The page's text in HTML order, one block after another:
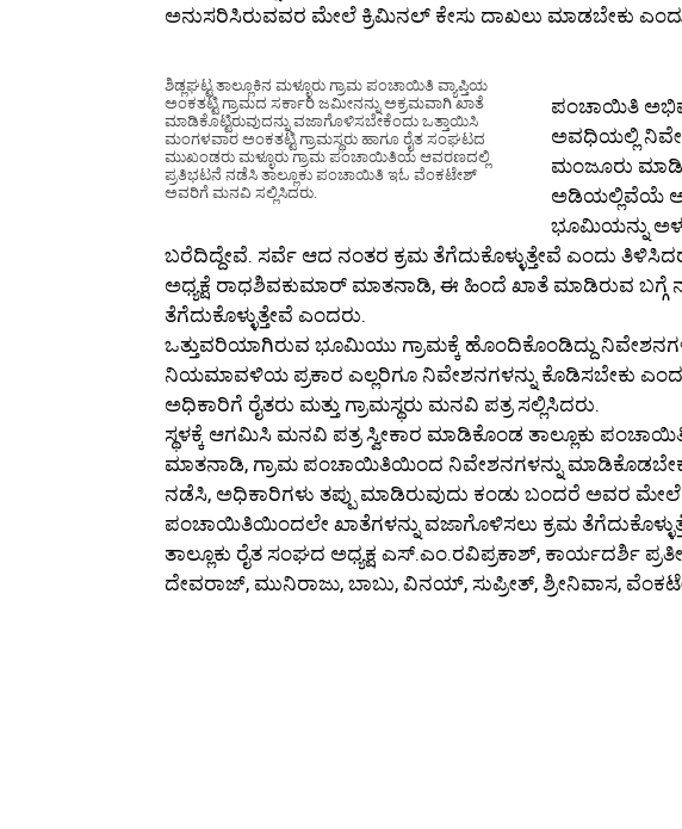
ಅನುಸರಿಸಿರುವವರ ಮೇಲೆ ಕ್ರಿಮಿನಲ್ ಕೇಸು ದಾಖಲು ಮಾಡಬೇಕು
ಶಿಡ್ಲಘಟ್ಟ ತಾಲ್ಲೂಕಿನ ಮಳ್ಳೂರು ಗ್ರಾಮ ಪಂಚಾಯಿತಿ ವ್ಯಾಪ್ತಿಯ
ಅಂಕತಟ್ಟಿ ಗ್ರಾಮದ ಸರ್ಕಾರಿ ಜಮೀನನ್ನು ಅಕ್ರಮವಾಗಿ ಖಾತೆ
ಮಾಡಿಕೊಟ್ಟಿರುವುದನ್ನು ವಜಾಗೊಳಿಸಬೇಕೆಂದು ಒತ್ತಾಯಿಸಿ
ಮಂಗಳವಾರ ಅಂಕತಟ್ಟಿ ಗ್ರಾಮಸ್ಥರು ಹಾಗೂ ರೈತ ಸಂಘಟದ
ಮುಖಂಡರು ಮಳ್ಳೂರು ಗ್ರಾಮ ಪಂಚಾಯಿತಿಯ ಆವರಣದಲ್ಲಿ
ಪ್ರತಿಭಟನೆ ನಡೆಸಿ ತಾಲ್ಲೂಕು ಪಂಚಾಯಿತಿ ಇಓ ವೆಂಕಟೇಶ್‌
ಅವರಿಗೆ ಮನವಿ ಸಲ್ಲಿಸಿದರು.
ಪಂಚಾಯಿತಿ
ಅವಧಿಯಲ್ಲಿ
ಮಂಜೂರು
ಅಡಿಯಲ್ಲಿವೆಯೆ
ಭೂಮಿಯನ್ನು
ಬರೆದಿದ್ದೇವೆ. ಸರ್ವೆ ಆದ ನಂತರ ಕ್ರಮ ತೆಗೆದುಕೊಳ್ಳುತ್ತೇವೆ ಎಂದು
ಅಧ್ಯಕ್ಷೆ ರಾಧಶಿವಕುಮಾರ್ ಮಾತನಾಡಿ, ಈ ಹಿಂದೆ ಖಾತೆ ಮಾಡಿರುವ ಬಗ್ಗೆ
ತೆಗೆದುಕೊಳ್ಳುತ್ತೇವೆ ಎಂದರು.
ಒತ್ತುವರಿಯಾಗಿರುವ ಭೂಮಿಯು ಗ್ರಾಮಕ್ಕೆ ಹೊಂದಿಕೊಂಡಿದ್ದು
ನಿಯಮಾವಳಿಯ ಪ್ರಕಾರ ಎಲ್ಲರಿಗೂ ನಿವೇಶನಗಳನ್ನು ಕೊಡಿಸಬೇಕು
ಅಧಿಕಾರಿಗೆ ರೈತರು ಮತ್ತು ಗ್ರಾಮಸ್ಥರು ಮನವಿ ಪತ್ರ ಸಲ್ಲಿಸಿದರು.
ಸ್ಥಳಕ್ಕೆ ಆಗಮಿಸಿ ಮನವಿ ಪತ್ರ ಸ್ವೀಕಾರ ಮಾಡಿಕೊಂಡ ತಾಲ್ಲೂಕು
ಮಾತನಾಡಿ, ಗ್ರಾಮ ಪಂಚಾಯಿತಿಯಿಂದ ನಿವೇಶನಗಳನ್ನು
ನಡೆಸಿ, ಅಧಿಕಾರಿಗಳು ತಪ್ಪು ಮಾಡಿರುವುದು ಕಂಡು ಬಂದರೆ ಅವರ ಮೇಲೆ
ಪಂಚಾಯಿತಿಯಿಂದಲೇ ಖಾತೆಗಳನ್ನು ವಜಾಗೊಳಿಸಲು ಕ್ರಮ
ತಾಲ್ಲೂಕು ರೈತ ಸಂಘದ ಅಧ್ಯಕ್ಷ ಎಸ್.ಎಂ.ರವಿಪ್ರಕಾಶ್, ಕಾರ್ಯದರ್ಶಿ
ದೇವರಾಜ್‌, ಮುನಿರಾಜು, ಬಾಬು, ವಿನಯ್‌, ಸುಪ್ರೀತ್‌, ಶ್ರೀನಿವಾಸ,